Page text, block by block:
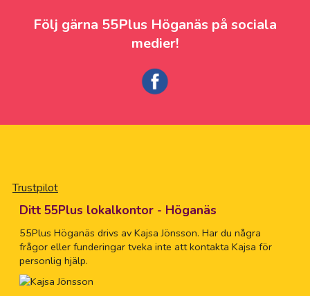
Följ gärna 55Plus Höganäs på sociala
medier!
Trustpilot
Ditt 55Plus lokalkontor - Höganäs
55Plus Höganäs drivs av Kajsa Jönsson. Har du några
frågor eller funderingar tveka inte att kontakta Kajsa för
personlig hjälp.